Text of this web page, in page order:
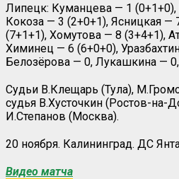
Липецк: Куманцева — 1
Кокоза — 3 (2+0+1), Ясницкая —
(7+1+1), Хомутова — 8 (3+4+1),
Химинец — 6 (6+0+0),
Белозёрова — 0, Лукашкина —
Судьи В.Клещарь (Тула),
судья В.Хусточкин (Ростов-на-
И.Степанов (Москва).
20 ноября. Калининград. ДС
Видео матча